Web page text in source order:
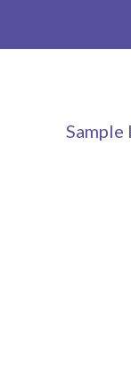
FAQs
Sample